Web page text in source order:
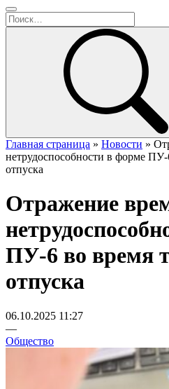
Главная страница » Новости »
нетрудоспособности в форме ПУ-
отпуска
Отражение
ПУ-6 во время
отпуска
06.10.2025 11:27
—
Общество